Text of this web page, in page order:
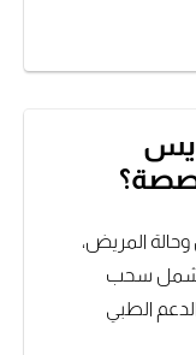
المريض،
90 إلى 180 يومًا تشمل سحب
الطبي